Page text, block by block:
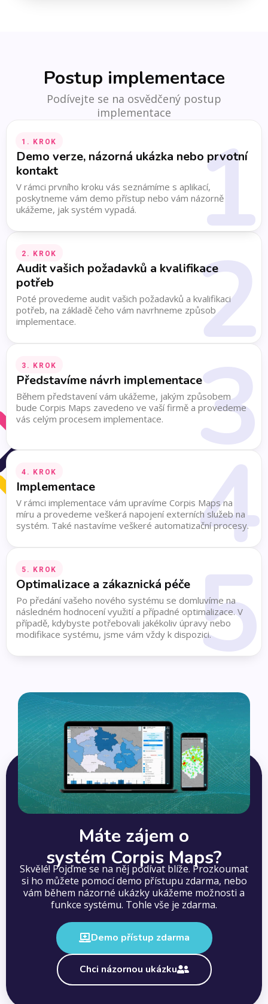
Postup implementace
Podívejte se na osvědčený postup
implementace
1. KROK
Demo verze, názorná ukázka nebo prvotní
kontakt
V rámci prvního kroku vás seznámíme s aplikací,
poskytneme vám demo přístup nebo vám názorně
ukážeme, jak systém vypadá.
1
2. KROK
Audit vašich požadavků a kvalifikace
potřeb
Poté provedeme audit vašich požadavků a kvalifikaci
potřeb, na základě čeho vám navrhneme způsob
implementace.
2
3. KROK
Představíme návrh implementace
Během představení vám ukážeme, jakým způsobem
bude Corpis Maps zavedeno ve vaší firmě a provedeme
vás celým procesem implementace.
3
4. KROK
Implementace
V rámci implementace vám upravíme Corpis Maps na
míru a provedeme veškerá napojení externích služeb na
systém. Také nastavíme veškeré automatizační procesy.
4
5. KROK
Optimalizace a zákaznická péče
Po předání vašeho nového systému se domluvíme na
následném hodnocení využití a případné optimalizace. V
případě, kdybyste potřebovali jakékoliv úpravy nebo
modifikace systému, jsme vám vždy k dispozici.5
Máte zájem o
systém Corpis Maps?
Skvělé! Pojďme se na něj podívat blíže. Prozkoumat
si ho můžete pomocí demo přístupu zdarma, nebo
vám během názorné ukázky ukážeme možnosti a
funkce systému. Tohle vše je zdarma.
Demo přístup zdarma
Chci názornou ukázku